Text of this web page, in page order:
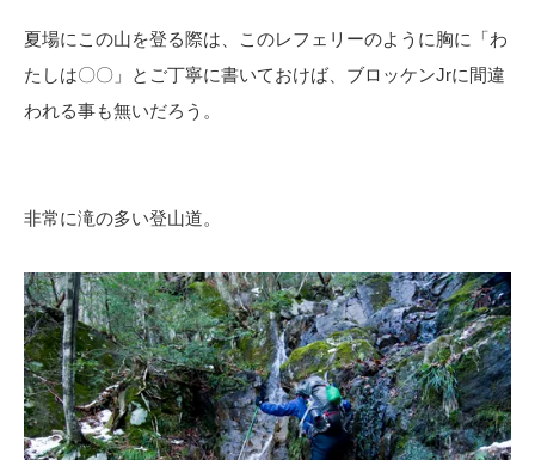
夏場にこの山を登る際は、このレフェリーのように胸に「わ
たしは〇〇」とご丁寧に書いておけば、ブロッケンJrに間違
われる事も無いだろう。
非常に滝の多い登山道。